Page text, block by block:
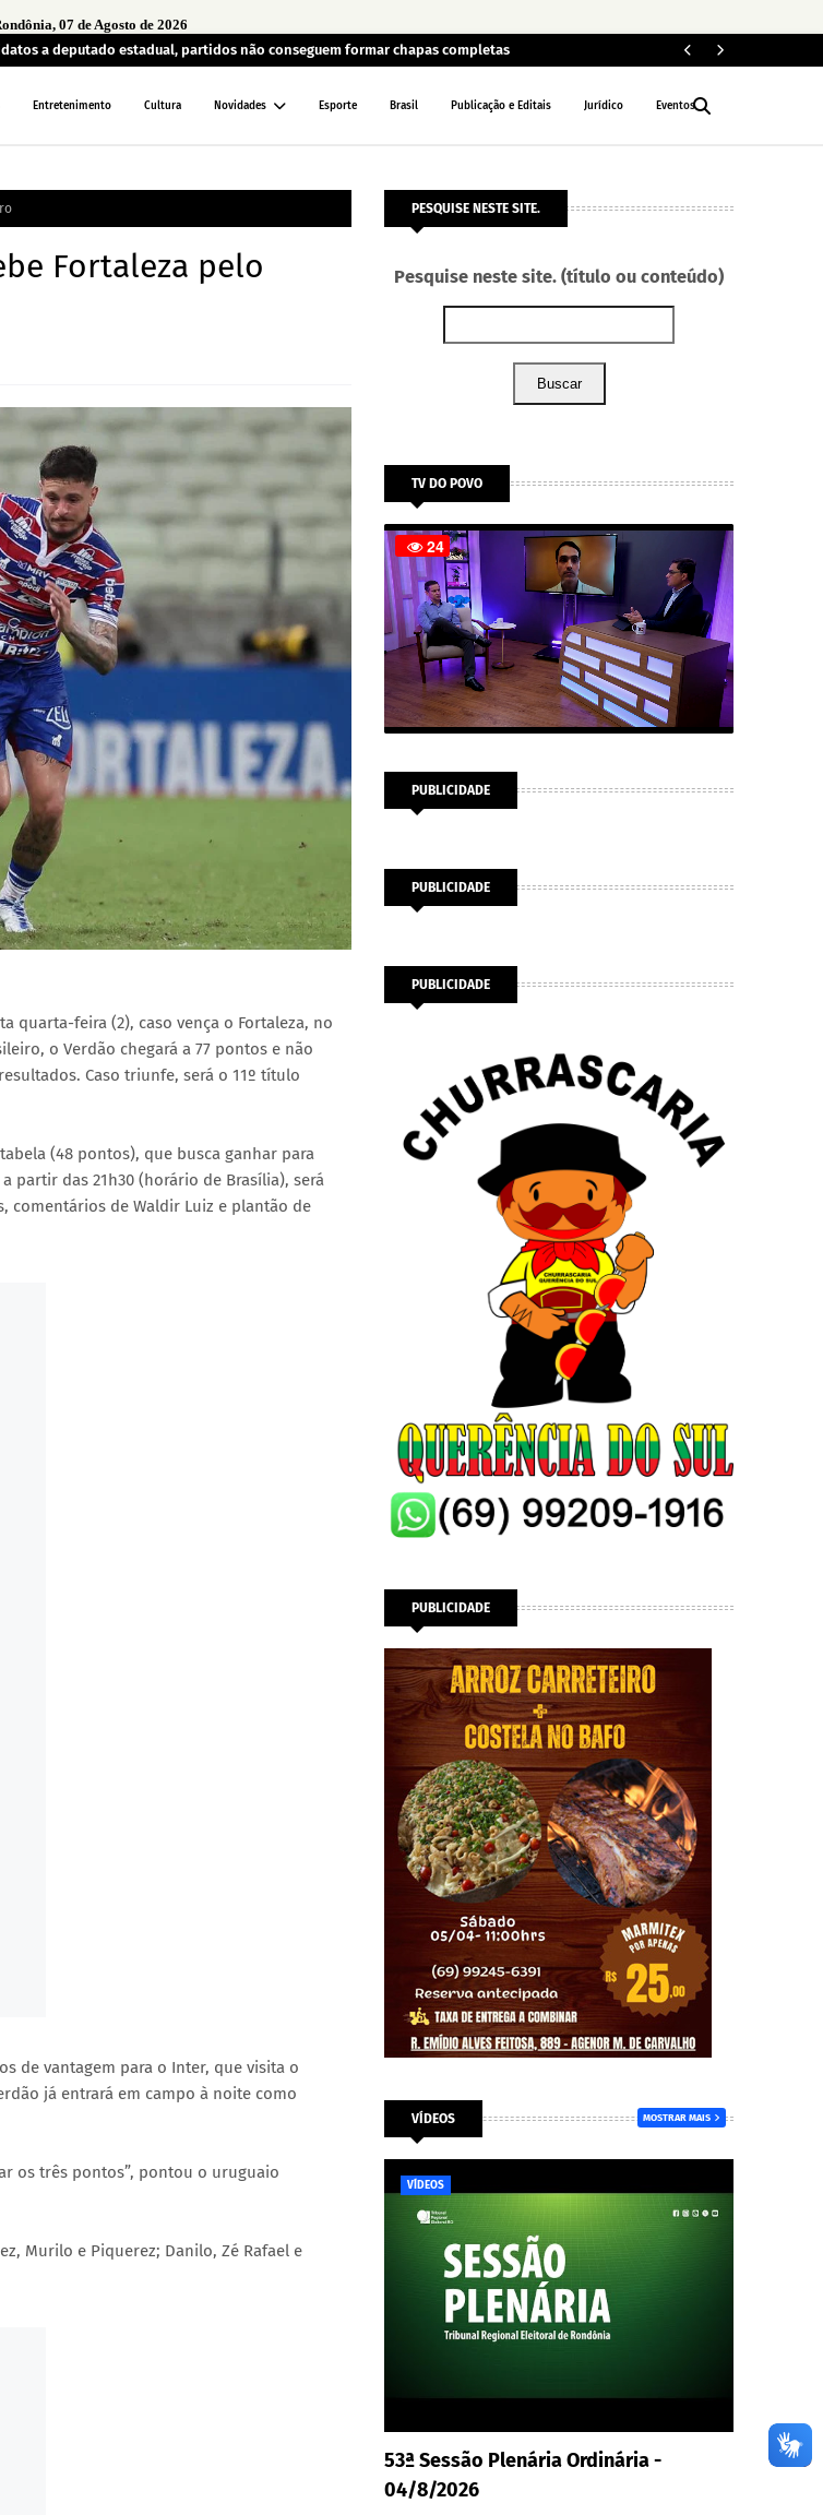
07 de Agosto de 2026
a deputado estadual, partidos não conseguem formar chapas completas
Entretenimento Cultura Novidades Esporte Brasil Publicação e Editais Jurídico Eventos
Fortaleza pelo
quarta-feira (2), caso vença o Fortaleza, no
o Verdão chegará a 77 pontos e não
Caso triunfe, será o 11º título
(48 pontos), que busca ganhar para
partir das 21h30 (horário de Brasília), será
comentários de Waldir Luiz e plantão de
de vantagem para o Inter, que visita o
já entrará em campo à noite como
os três pontos”, pontou o uruguaio
Murilo e Piquerez; Danilo, Zé Rafael e
PESQUISE NESTE SITE.
Pesquise neste site. (título ou conteúdo)
Buscar
TV DO POVO
PUBLICIDADE
PUBLICIDADE
PUBLICIDADE
PUBLICIDADE
VÍDEOS MOSTRAR MAIS
VÍDEOS
53ª Sessão Plenária Ordinária -
04/8/2026